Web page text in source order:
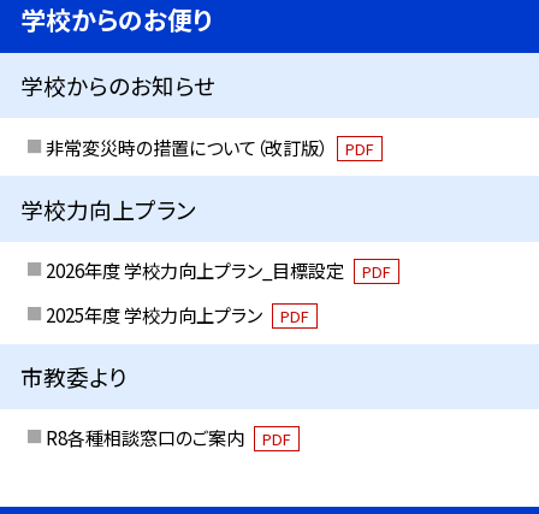
学校からのお便り
学校からのお知らせ
非常変災時の措置について（改訂版） PDF
学校力向上プラン
2026年度 学校力向上プラン_目標設定 PDF
2025年度 学校力向上プラン PDF
市教委より
R8各種相談窓口のご案内 PDF